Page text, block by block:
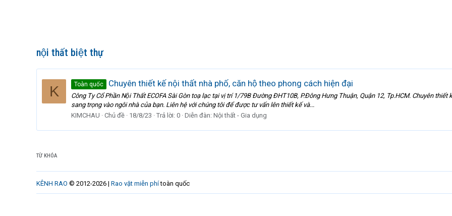
nội thất biệt thự
K Toàn quốc Chuyên thiết kế nội thất nhà phố, căn hộ theo phong cách hiện đại
Công Ty Cổ Phần Nội Thất ECOFA Sài Gòn toạ lạc tại vị trí 1/79B Đường ĐHT10B, P.Đông Hưng Thuận, Quận 12, Tp.HCM. Chuyên
sang trọng vào ngôi nhà của bạn. Liên hệ với chúng tôi để được tư vấn lên thiết kế và...
KIMCHAU
Chủ đề 18/8/23 Trả lời: 0 Diễn đàn: Nội thất - Gia dụng
TỪ KHÓA
KÊNH RAO © 2012-2026 | Rao vặt miễn phítoàn quốc